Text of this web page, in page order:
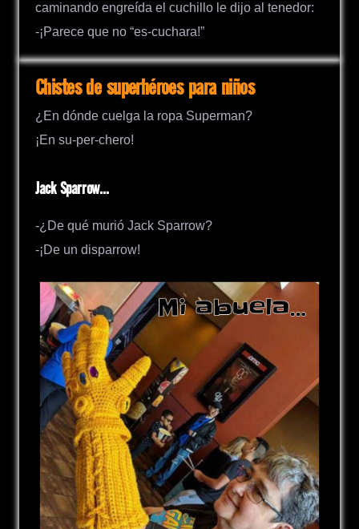
caminando engreída el cuchillo le dijo al tenedor:
-¡Parece que no “es-cuchara!”
Chistes de superhéroes para niños
¿En dónde cuelga la ropa Superman?
¡En su-per-chero!
Jack Sparrow…
-¿De qué murió Jack Sparrow?
-¡De un disparrow!